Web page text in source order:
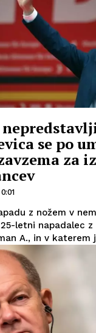
se po
za
z nožem v
letni napadalec
A., in v katerem